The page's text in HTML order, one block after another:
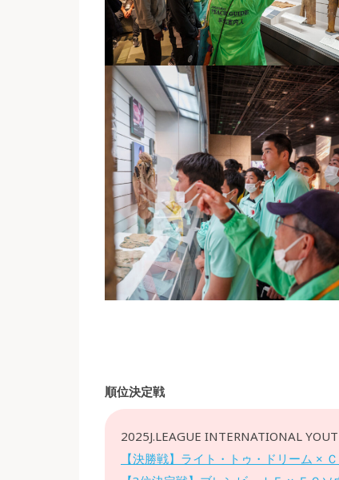
順位決定戦
2025J.LEAGUE INTERNATIONAL
【決勝戦】ライト・トゥ・ドリーム ×